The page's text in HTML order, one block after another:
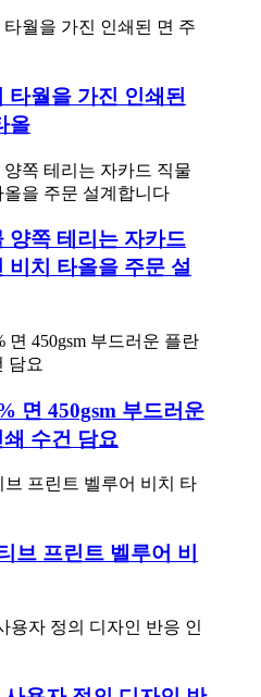
타월을 가진 인쇄된
올
양쪽 테리는 자카드
비치 타올을 주문 설
면 450gsm 부드러운
수건 담요
브 프린트 벨루어 비